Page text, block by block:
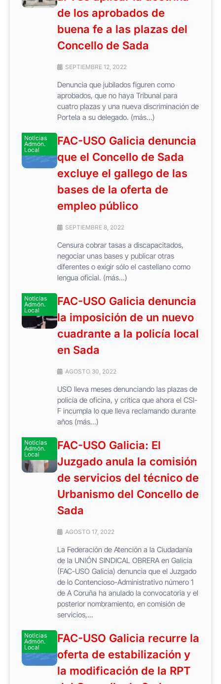
de los aprobados de
buena fe a las plazas del
Concello de Sada
SEPTIEMBRE 12, 2022
Denuncia que jubilados figuren como
aprobados, que no haya Tribunal para
cuatro plazas y una nueva discriminación de
Portela a su delegado. (más…)
Noticias
Admón.
Local
FAC-USO Galicia denuncia
que el Concello de Sada
excluye el gallego de las
bases de la oferta de
empleo público
SEPTIEMBRE 8, 2022
Censura cobrar tasas a discapacitados,
negociar unas bases y publicar otras
diferentes o exigir sólo el castellano como
lengua oficial. (más…)
Noticias
Admón.
Local
FAC-USO Galicia denuncia
la imposición de un nuevo
cuadrante a la policía local
en Sada
AGOSTO 30, 2022
USO lleva meses denunciando las plazas de
policía de oficina, y critica que ahora el CSI-
F incumpla lo que lleva reclamando durante
años (más…)
Noticias
Admón.
Local
FAC-USO Galicia: El
Juzgado anula la comisión
de servicios del técnico de
Urbanismo del Concello de
Sada
AGOSTO 17, 2022
La Federación de Atención a la Ciudadanía
de la UNIÓN SINDICAL OBRERA en Galicia
(FAC-USO Galicia) denuncia que el Juzgado
de lo Contencioso-Administrativo número 1
de A Coruña ha anulado la convocatoria y el
posterior nombramiento, en comisión de
servicios,...
Noticias
Admón.
Local
FAC-USO Galicia recurre la
oferta de estabilización y
la modificación de la RPT